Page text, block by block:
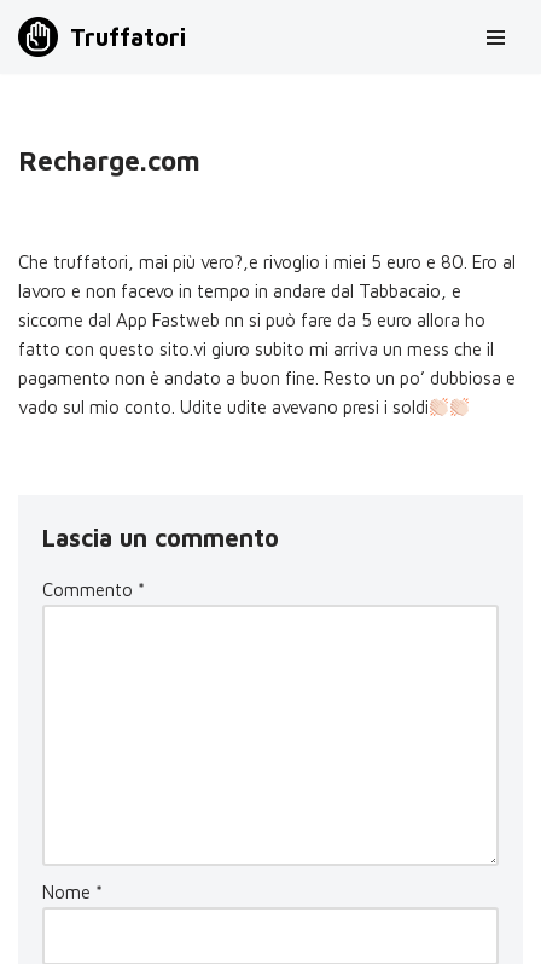
Truffatori
Recharge.com
Che truffatori, mai più vero?,e rivoglio i miei 5 euro e 80. Ero al
lavoro e non facevo in tempo in andare dal Tabbacaio, e
siccome dal App Fastweb nn si può fare da 5 euro allora ho
fatto con questo sito.vi giuro subito mi arriva un mess che il
pagamento non è andato a buon fine. Resto un po’ dubbiosa e
vado sul mio conto. Udite udite avevano presi i soldi
Lascia un commento
Commento *
Nome *